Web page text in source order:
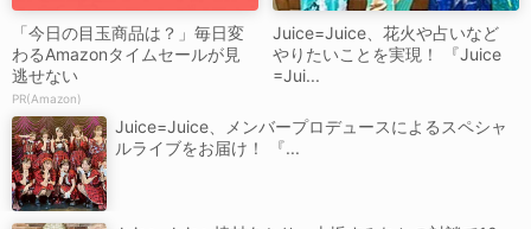
「今日の目玉商品は？」毎日変
わるAmazonタイムセールが見
逃せない
PR(Amazon)
Juice=Juice、花火や占いなど
やりたいことを実現！ 『Juice
=Jui...
Juice=Juice、メンバープロデュースによるスペシャ
ルライブをお届け！ 『...